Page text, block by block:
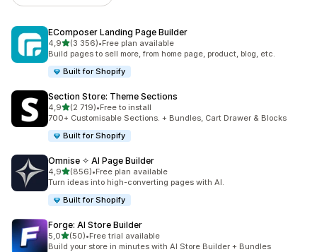
EComposer Landing Page Builder
4,9na 5 gwiazdek
(3 356)
Łączna liczba recenzji: 3356
•Free plan available
Build pages to sell more, from home page, product, blog, etc.
Built for Shopify
Section Store: Theme Sections
4,9na 5 gwiazdek
(2 719)
Łączna liczba recenzji: 2719
•Free to install
700+ Customisable Sections. + Bundles, Cart Drawer & Blocks
Built for Shopify
Omnise ✧ AI Page Builder
4,9na 5 gwiazdek
(856)
Łączna liczba recenzji: 856
•Free plan available
Turn ideas into high-converting pages with AI.
Built for Shopify
Forge: AI Store Builder
5,0na 5 gwiazdek
(50)
Łączna liczba recenzji: 50
•Free trial available
Build your store in minutes with AI Store Builder + Bundles